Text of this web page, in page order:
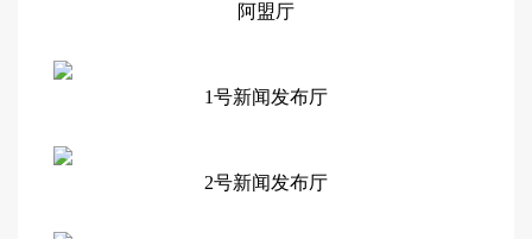
阿盟厅
1号新闻发布厅
2号新闻发布厅